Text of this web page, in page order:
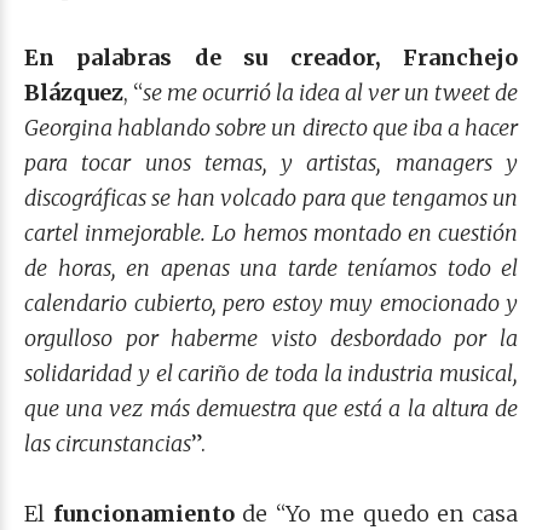
En palabras de su creador, Franchejo
Blázquez, “se me ocurrió la idea al ver un tweet de
Georgina hablando sobre un directo que iba a hacer
para tocar unos temas, y artistas, managers y
discográficas se han volcado para que tengamos un
cartel inmejorable. Lo hemos montado en cuestión
de horas, en apenas una tarde teníamos todo el
calendario cubierto, pero estoy muy emocionado y
orgulloso por haberme visto desbordado por la
solidaridad y el cariño de toda la industria musical,
que una vez más demuestra que está a la altura de
las circunstancias”.
El funcionamientode “Yo me quedo en casa